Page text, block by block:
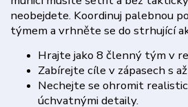
neobejdete. Koordinuj palebnou
týmem a vrhněte se do strhující
Hrajte jako 8 členný tým v
Zabírejte cíle v zápasech s
Nechejte se ohromit
úchvatnými detaily.